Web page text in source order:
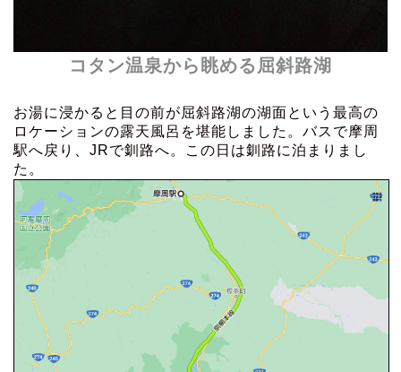
コタン温泉から眺める屈斜路湖
お湯に浸かると目の前が屈斜路湖の湖面という最高の
ロケーションの露天風呂を堪能しました。バスで摩周
駅へ戻り、JRで釧路へ。この日は釧路に泊まりまし
た。